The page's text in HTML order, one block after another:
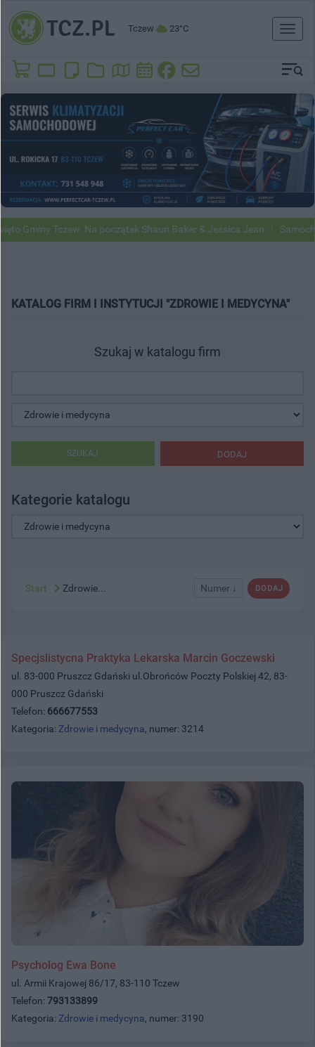
Tczew 23°C
Toggle
Tczew. Na początek Shaun Baker & Jessica Jean Samochody
KATALOG FIRM I INSTYTUCJI "ZDROWIE I MEDYCYNA"
Szukaj w katalogu firm
DODAJ
SZUKAJ
Kategorie katalogu
DODAJ
Numer ↓
Start Zdrowie...
Specjslistycna Praktyka Lekarska Marcin Goczewski
ul. 83-000 Pruszcz Gdański ul.Obrońców Poczty Polskiej 42, 83-
000 Pruszcz Gdański
Telefon: 666677553
Kategoria: Zdrowie i medycyna, numer: 3214
Psycholog Ewa Bone
ul. Armii Krajowej 86/17, 83-110 Tczew
Telefon: 793133899
Kategoria: Zdrowie i medycyna, numer: 3190